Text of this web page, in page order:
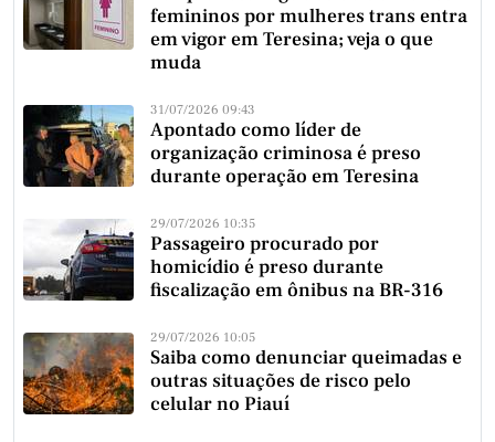
femininos por mulheres trans entra
em vigor em Teresina; veja o que
muda
31/07/2026 09:43
Apontado como líder de
organização criminosa é preso
durante operação em Teresina
29/07/2026 10:35
Passageiro procurado por
homicídio é preso durante
fiscalização em ônibus na BR-316
29/07/2026 10:05
Saiba como denunciar queimadas e
outras situações de risco pelo
celular no Piauí